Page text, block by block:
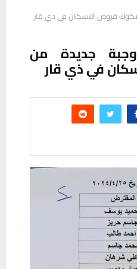
قروض الاسكان في ذي قار
جديدة من
في ذي قار